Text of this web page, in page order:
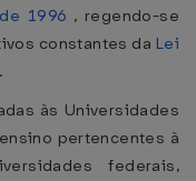
1996 , regendo-se
constantes da Lei
.
às Universidades
pertencentes à
federais,